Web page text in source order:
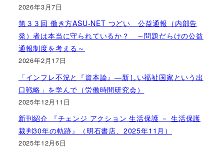
2026年3月7日
第３３回 働き方ASU-NET つどい 公益通報（内部告
発）者は本当に守られているか？ ～問題だらけの公益
通報制度を考える～
2026年2月17日
「インフレ不況と『資本論』―新しい福祉国家という出
口戦略」を学んで（労働時間研究会）
2025年12月11日
新刊紹介 『チェンジ アクション 生活保護 － 生活保護
裁判30年の軌跡』（明石書店、2025年11月）
2025年12月6日